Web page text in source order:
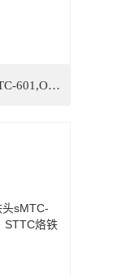
pTTC-601METCAL烙铁头pTTC-601,OKI烙铁头pTTC-601，STTC烙铁头pTTC-601